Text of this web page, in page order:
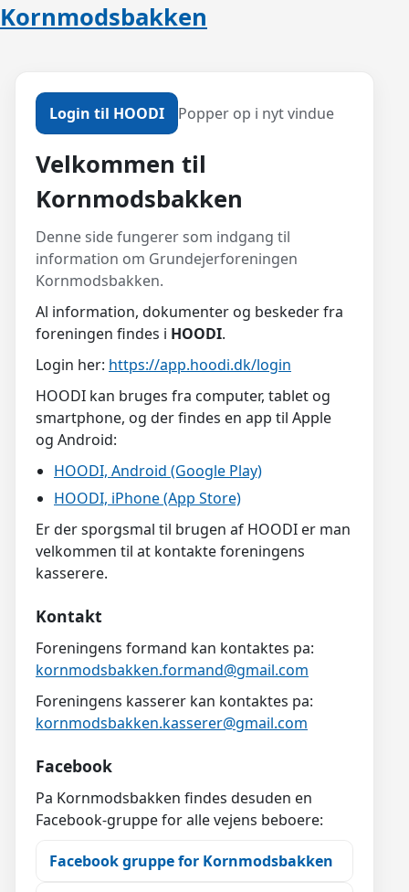
Kornmodsbakken
Login til HOODI Popper op i nyt vindue
Velkommen til
Kornmodsbakken
Denne side fungerer som indgang til
information om Grundejerforeningen
Kornmodsbakken.
Al information, dokumenter og beskeder fra
foreningen findes i HOODI.
Login her: https://app.hoodi.dk/login
HOODI kan bruges fra computer, tablet og
smartphone, og der findes en app til Apple
og Android:
HOODI, Android (Google Play)
HOODI, iPhone (App Store)
Er der sporgsmal til brugen af HOODI er man
velkommen til at kontakte foreningens
kasserere.
Kontakt
Foreningens formand kan kontaktes pa:
kornmodsbakken.formand@gmail.com
Foreningens kasserer kan kontaktes pa:
kornmodsbakken.kasserer@gmail.com
Facebook
Pa Kornmodsbakken findes desuden en
Facebook-gruppe for alle vejens beboere:
Facebook gruppe for Kornmodsbakken